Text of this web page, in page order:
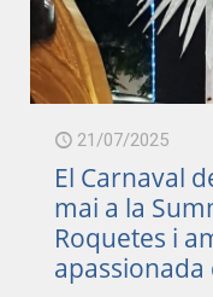
21/07/2025
El Carnaval
mai a la
Roquetes i
apassionada